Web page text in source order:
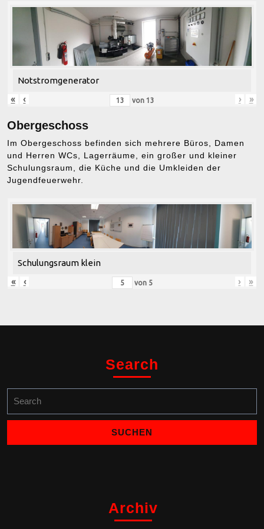
Notstromgenerator
«
‹ von 13 › »
Obergeschoss
Im Obergeschoss befinden sich mehrere Büros, Damen
und Herren WCs, Lagerräume, ein großer und kleiner
Schulungsraum, die Küche und die Umkleiden der
Jugendfeuerwehr.
Schulungsraum klein
«
‹ von 5 › »
Search
for:
Archiv